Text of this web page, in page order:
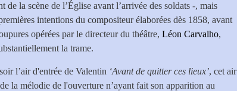
de la scène de l’Église avant l’arrivée des soldats -, mais
intentions du compositeur élaborées dès 1858, avant
opérées par le directeur du théâtre, Léon Carvalho,
la trame.
l’air d'entrée de Valentin ‘Avant de quitter ces lieux’, cet air
la mélodie de l'ouverture n’ayant fait son apparition au